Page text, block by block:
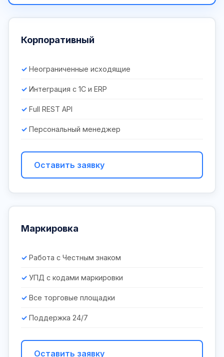
Корпоративный
Неограниченные исходящие
Интеграция с 1С и ERP
Full REST API
Персональный менеджер
Оставить заявку
Маркировка
Работа с Честным знаком
УПД с кодами маркировки
Все торговые площадки
Поддержка 24/7
Оставить заявку